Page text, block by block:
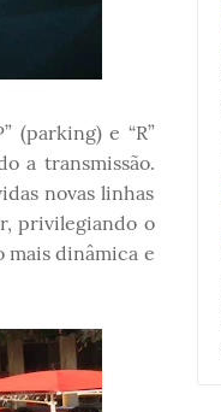
(parking) e “R”
a transmissão.
novas linhas
privilegiando o
mais dinâmica e